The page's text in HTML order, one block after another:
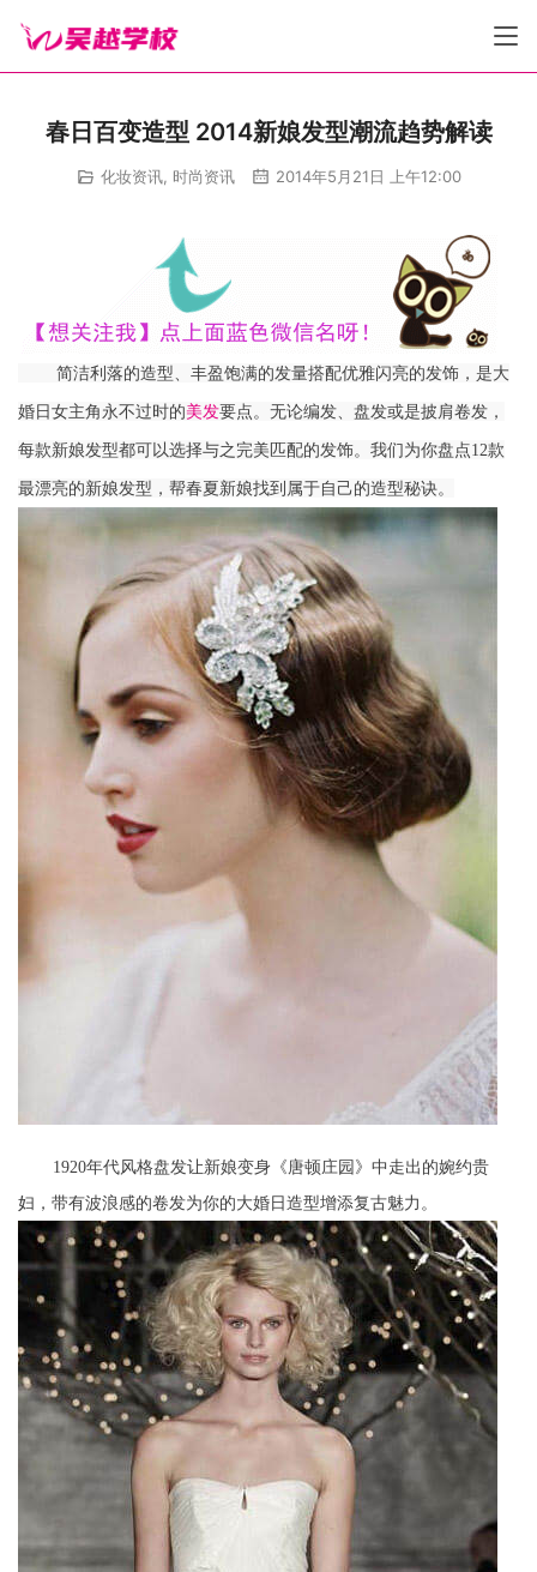
春日百变造型 2014新娘发型潮流趋势解读
化妆资讯, 时尚资讯 2014年5月21日 上午12:00
婚日女主角永不过时的美发要点。无论编发、盘发或是披肩卷发，
每款新娘发型都可以选择与之完美匹配的发饰。我们为你盘点12款
最漂亮的新娘发型，帮春夏新娘找到属于自己的造型秘诀。
1920年代风格盘发让新娘变身《唐顿庄园》中走出的婉约贵
妇，带有波浪感的卷发为你的大婚日造型增添复古魅力。